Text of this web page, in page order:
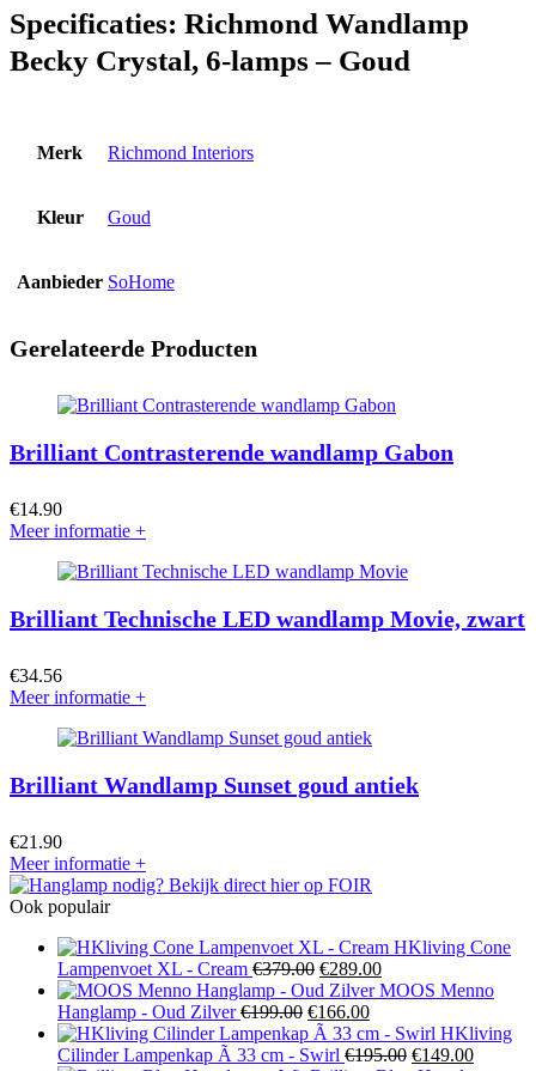
Specificaties: Richmond Wandlamp
Becky Crystal, 6-lamps – Goud
Merk Richmond Interiors
Kleur Goud
Aanbieder SoHome
Gerelateerde Producten
Brilliant Contrasterende wandlamp Gabon
€14.90
Meer informatie +
Brilliant Technische LED wandlamp Movie, zwart
€34.56
Meer informatie +
Brilliant Wandlamp Sunset goud antiek
€21.90
Meer informatie +
Ook populair
HKliving Cone
Lampenvoet XL - Cream €379.00 Oorspronkelijke
prijs
was:
€379.00.
€289.00Huidige
prijs
€289.00.
MOOS Menno
Hanglamp - Oud Zilver €199.00 Oorspronkelijke
prijs
was:
€166.00Huidige
prijs
is:
HKliving
Cilinder Lampenkap Ã 33 cm - Swirl €195.00 Oorspronkelijke
€149.00Huidige